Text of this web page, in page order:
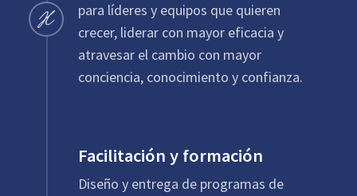
para líderes y equipos que quieren
crecer, liderar con mayor eficacia y
atravesar el cambio con mayor
conciencia, conocimiento y confianza.
Facilitación y formación
Diseño y entrega de programas de